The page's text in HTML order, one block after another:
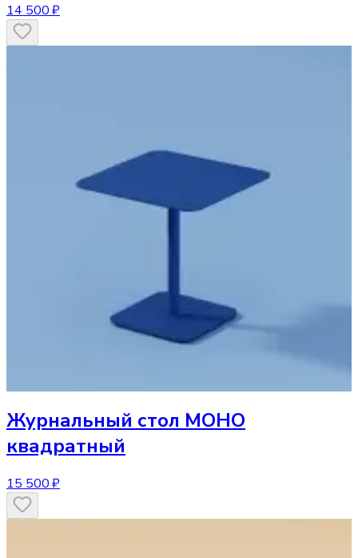
14 500 ₽
Журнальный стол МОНО
квадратный
15 500 ₽